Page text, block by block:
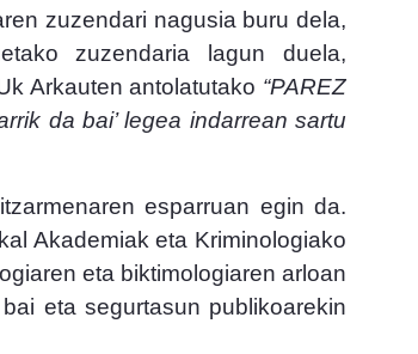
zuzendari nagusia buru dela,
zuzendaria lagun duela,
Arkauten antolatutako “PAREZ
da bai’ legea indarrean sartu
esparruan egin da.
Akademiak eta Kriminologiako
eta biktimologiaren arloan
eta segurtasun publikoarekin